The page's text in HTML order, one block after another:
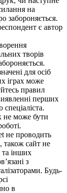
на
забороняється.
є автор
творів
для осіб
іграх може
правил
перших
не може бути
не проводить
також сайт не
та інших
з
Будь-
в